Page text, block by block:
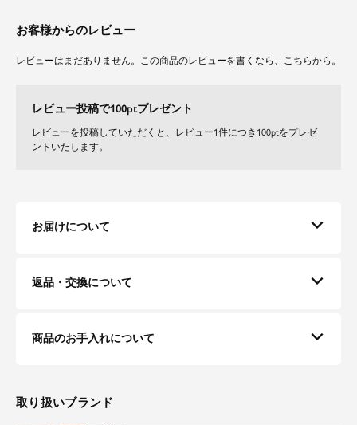
・パッドあり（取り外し可）
・パッドポケットあり
・洗濯後は形を整えてから干して下さい。濃色は色落ちする事がありますの
で色の淡いものと分けて洗い、洗濯後は直ちに干して下さい
お客様からのレビュー
レビューはまだありません。この商品のレビューを書くなら、 こちらから。
レビュー投稿で100ptプレゼント
レビューを投稿していただくと、レビュー1件につき100ptをプレゼ
ントいたします。
お届けについて
返品・交換について
商品のお手入れについて
取り扱いブランド